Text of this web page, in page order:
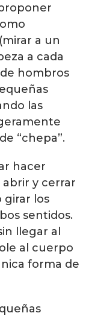
a un
a cada
hombros
las
“chepa”.
hacer
abrir y cerrar
girar los
sentidos.
llegar al
al cuerpo
forma de